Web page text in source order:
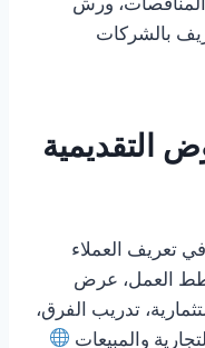
المناقصات، ورش
بالشركات
التقديمية
تعريف العملاء
العمل، عرض
تدريب الفرق،
والمبيعات